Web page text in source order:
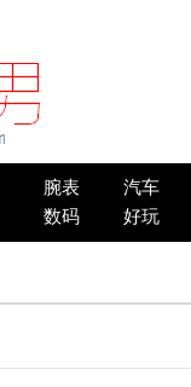
腕表
汽车
数码
好玩